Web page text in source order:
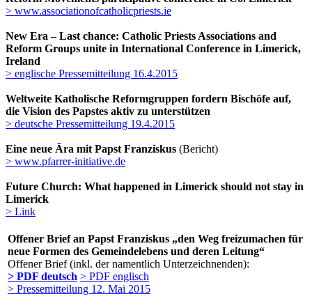
> www.associationofcatholicpriests.ie
New Era – Last chance: Catholic Priests Associations and
Reform Groups unite in International Conference in Limerick,
Ireland
> englische Pressemitteilung 16.4.2015
Weltweite Katholische Reformgruppen fordern Bischöfe auf,
die Vision des Papstes aktiv zu unterstützen
> deutsche Pressemitteilung 19.4.2015
Eine neue Ära mit Papst Franziskus (Bericht)
> www.pfarrer-initiative.de
Future Church: What happened in Limerick should not stay in
Limerick
> Link
Offener Brief an Papst Franziskus „den Weg freizumachen für
neue Formen des Gemeindelebens und deren Leitung“
Offener Brief (inkl. der namentlich Unterzeichnenden):
> PDF deutsch > PDF englisch
> Pressemitteilung 12. Mai 2015